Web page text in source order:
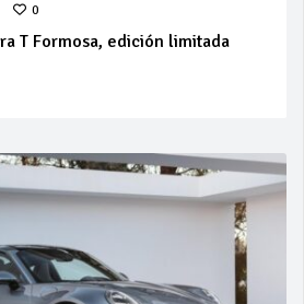
0
T Formosa, edición limitada